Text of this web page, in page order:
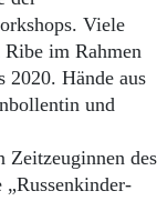
Viele
im Rahmen
2020. Hände aus
und
Zeitzeuginnen des